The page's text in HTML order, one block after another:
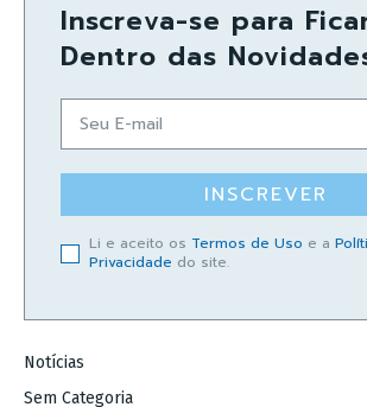
Inscreva-se para
Dentro das
INSCREVER
Li e aceito os Termos de Uso e a
Privacidade do site.
Notícias
Sem Categoria